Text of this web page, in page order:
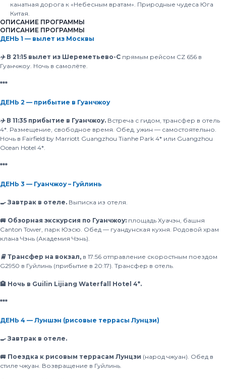
канатная дорога к «Небесным вратам». Природные чудеса Юга
Китая.
ОПИСАНИЕ ПРОГРАММЫ
ОПИСАНИЕ ПРОГРАММЫ
ДЕНЬ 1 — вылет из Москвы
✈️ В 21:15 вылет из Шереметьево-С прямым рейсом CZ 656 в
Гуанчжоу. Ночь в самолёте.
***
ДЕНЬ 2 — прибытие в Гуанчжоу
✈️ В 11:35 прибытие в Гуанчжоу. Встреча с гидом, трансфер в отель
4*. Размещение, свободное время. Обед, ужин — самостоятельно.
Ночь в Fairfield by Marriott Guangzhou Tianhe Park 4* или Guangzhou
Ocean Hotel 4*.
***
ДЕНЬ 3 — Гуанчжоу – Гуйлинь
🍳 Завтрак в отеле. Выписка из отеля.
🚐 Обзорная экскурсия по Гуанчжоу: площадь Хуачэн, башня
Canton Tower, парк Юэсю. Обед — гуандунская кухня. Родовой храм
клана Чэнь (Академия Чэнь).
🚆 Трансфер на вокзал, в 17:56 отправление скоростным поездом
G2950 в Гуйлинь (прибытие в 20:17). Трансфер в отель.
🏨 Ночь в Guilin Lijiang Waterfall Hotel 4*.
***
ДЕНЬ 4 — Луншэн (рисовые террасы Лунцзи)
🍳 Завтрак в отеле.
🚐 Поездка к рисовым террасам Лунцзи (народ чжуан). Обед в
стиле чжуан. Возвращение в Гуйлинь.